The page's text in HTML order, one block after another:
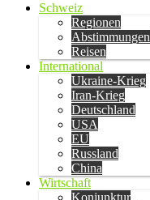
Schweiz
Regionen
Abstimmungen
Reisen
International
Ukraine-Krieg
Iran-Krieg
Deutschland
USA
EU
Russland
China
Wirtschaft
Konjunktur